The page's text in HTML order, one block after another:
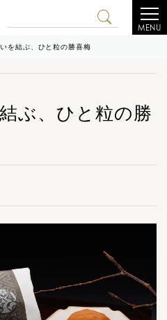
MENU
を結ぶ、ひと粒の勝喜梅
ぶ、ひと粒の勝